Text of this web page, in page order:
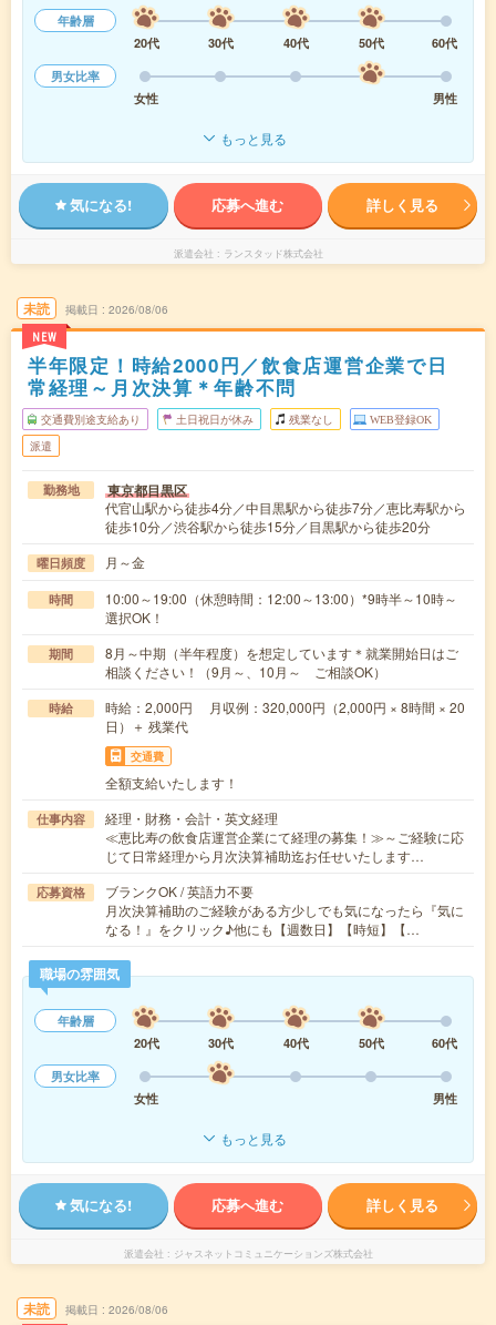
年齢層
20代
30代 40代 50代
60代
男女比率
女性
男性
もっと見る
気になる! 応募へ進む 詳しく見る
派遣会社 ランスタッド株式会社
未読
NEW
掲載日 2026/08/06
半年限定！時給2000円／飲食店運営企業で日
常経理～月次決算＊年齢不問
交通費別途支給あり 土日祝日が休み 残業なし WEB登録OK
派遣
勤務地 東京都目黒区
代官山駅から徒歩4分／中目黒駅から徒歩7分／恵比寿駅から
徒歩10分／渋谷駅から徒歩15分／目黒駅から徒歩20分
曜日頻度 月～金
時間
10:00～19:00（休憩時間：12:00～13:00）*9時半～10時～
選択OK！
期間
8月～中期（半年程度）を想定しています＊就業開始日はご
相談ください！（9月～、10月～ ご相談OK）
時給
時給：2,000円 月収例：320,000円（2,000円 × 8時間 × 20
日）＋ 残業代
交通費
全額支給いたします！
仕事内容
経理・財務・会計・英文経理
≪恵比寿の飲食店運営企業にて経理の募集！≫～ご経験に応
じて日常経理から月次決算補助迄お任せいたします…
応募資格
ブランクOK / 英語力不要
月次決算補助のご経験がある方少しでも気になったら『気に
なる！』をクリック♪他にも【週数日】【時短】【…
職場の雰囲気
年齢層
20代
30代 40代 50代
60代
男女比率
女性
男性
もっと見る
気になる! 応募へ進む 詳しく見る
派遣会社 ジャスネットコミュニケーションズ株式会社
未読 掲載日 2026/08/06